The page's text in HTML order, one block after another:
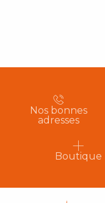
Nos bonnes
adresses
Boutique